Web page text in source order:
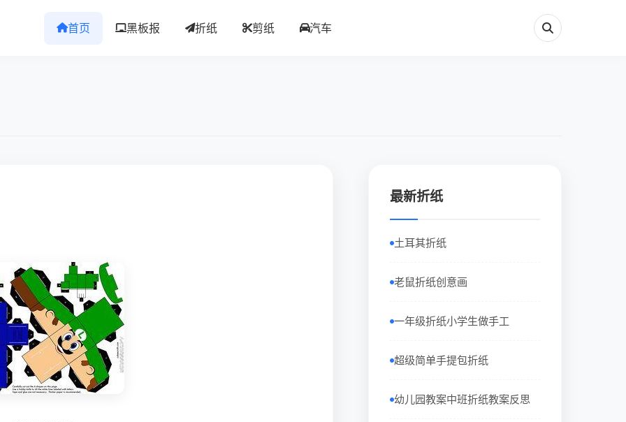
首页 黑板报 折纸 剪纸 汽车
最新折纸
土耳其折纸
老鼠折纸创意画
一年级折纸小学生做手工
超级简单手提包折纸
幼儿园教案中班折纸教案反思